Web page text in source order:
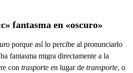
fantasma en «oscuro»
porque así lo percibe al pronunciarlo
fantasma migra directamente a la
con trasporte en lugar de transporte, o